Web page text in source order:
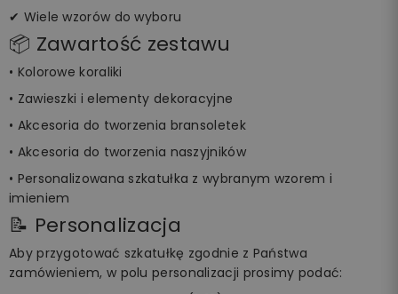
✔ Wiele wzorów do wyboru
📦 Zawartość zestawu
• Kolorowe koraliki
• Zawieszki i elementy dekoracyjne
• Akcesoria do tworzenia bransoletek
• Akcesoria do tworzenia naszyjników
• Personalizowana szkatułka z wybranym wzorem i
imieniem
📝 Personalizacja
Aby przygotować szkatułkę zgodnie z Państwa
zamówieniem, w polu personalizacji prosimy podać: